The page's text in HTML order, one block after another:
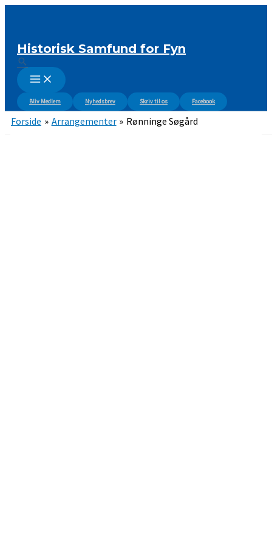
Historisk Samfund for Fyn
Søg
Bliv Medlem Nyhedsbrev Skriv til os Facebook
Forside Arrangementer Rønninge Søgård